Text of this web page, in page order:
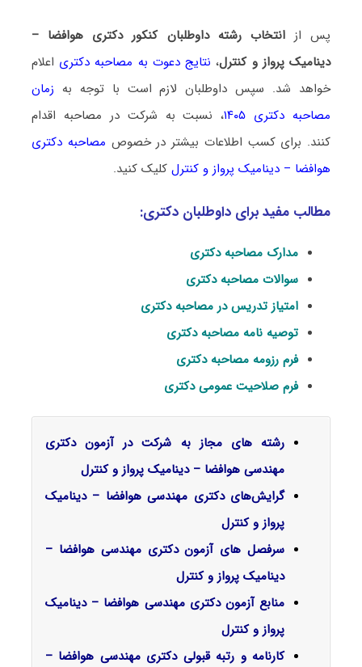
پس ازانتخاب رشته داوطلبان کنکور دکتری هوافضا –
دینامیک پرواز و کنترل، نتایج دعوت به مصاحبه دکتری اعلام
خواهد شد. سپس داوطلبان لازم است با توجه به زمان
مصاحبه دکتری ۱۴۰۵
، نسبت به شرکت در مصاحبه اقدام
کنند. برای کسب اطلاعات بیشتر در خصوص مصاحبه دکتری
هوافضا – دینامیک پرواز و کنترلکلیک کنید.
مطالب مفید برای داوطلبان دکتری:
مدارک مصاحبه دکتری
سوالات مصاحبه دکتری
امتیاز تدریس در مصاحبه دکتری
توصیه نامه مصاحبه دکتری
فرم رزومه مصاحبه دکتری
فرم صلاحیت عمومی دکتری
رشته های مجاز به شرکت در آزمون دکتری
مهندسی هوافضا – دینامیک پرواز و کنترل
گرایش‌های دکتری مهندسی هوافضا – دینامیک
پرواز و کنترل
سرفصل‌ های آزمون دکتری مهندسی هوافضا –
دینامیک پرواز و کنترل
منابع آزمون دکتری مهندسی هوافضا – دینامیک
پرواز و کنترل
کارنامه و رتبه قبولی دکتری مهندسی هوافضا –